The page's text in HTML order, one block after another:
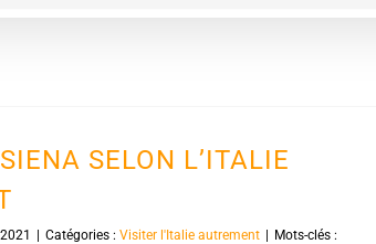
SELON L’ITALIE
Catégories : Visiter l'Italie autrement
Mots-clés :